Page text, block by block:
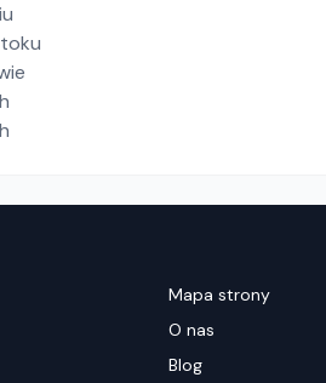
Mapa strony
O nas
Blog